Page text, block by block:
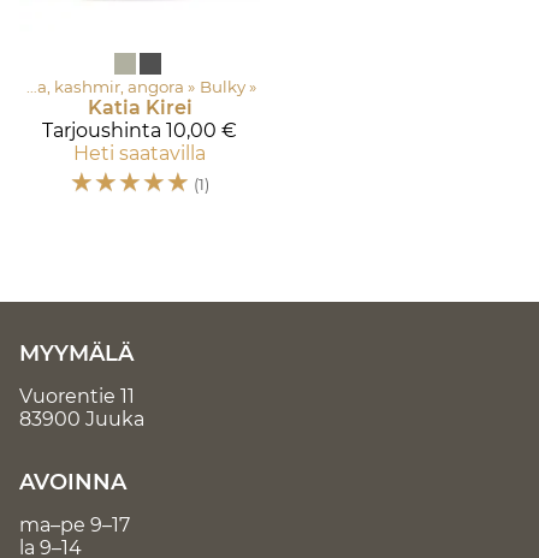
Asustelangat: Merinovilla, silkki, mohair, alpakka, kashmir, angora ‪» Bulky ‪»
Katia Kirei
Tarjoushinta 10,00 €
Heti saatavilla
☆☆☆☆☆ (1)
MYYMÄLÄ
Vuorentie 11
83900 Juuka
AVOINNA
ma–pe 9–17
la 9–14